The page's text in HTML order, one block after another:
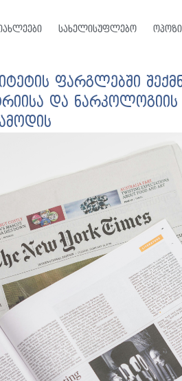
სახელისუფლებო
ფარგლებში
და ნარკოლოგიის